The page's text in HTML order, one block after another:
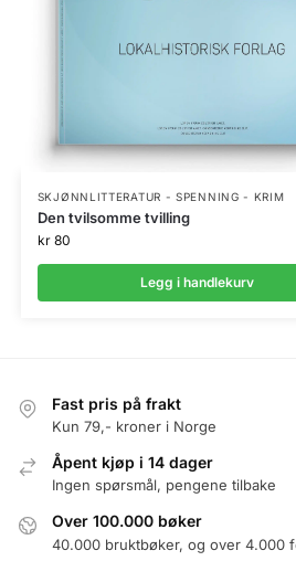
SKJØNNLITTERATUR - SPENNING - KRIM
Den tvilsomme tvilling
kr80
Legg i handlekurv
Fast pris på frakt
Kun 79,- kroner i Norge
Åpent kjøp i 14 dager
Ingen spørsmål, pengene tilbake
Over 100.000 bøker
40.000 bruktbøker, og over 4.000